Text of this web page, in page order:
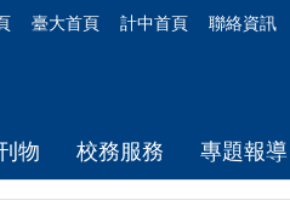
臺大首頁 計中首頁 聯絡資訊
物 校務服務 專題報導